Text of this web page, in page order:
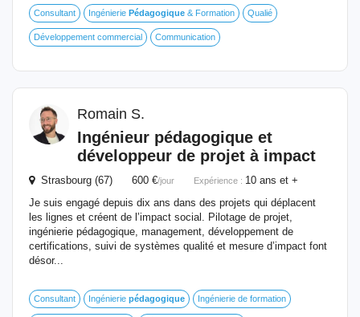
Consultant Ingénierie Pédagogique & Formation Qualié
Développement commercial Communication
Romain S.
Ingénieur pédagogique et
développeur de projet à impact
Strasbourg (67) 600 €/jour Expérience : 10 ans et +
Je suis engagé depuis dix ans dans des projets qui déplacent
les lignes et créent de l’impact social. Pilotage de projet,
ingénierie pédagogique, management, développement de
certifications, suivi de systèmes qualité et mesure d’impact font
désor...
Consultant Ingénierie pédagogique Ingénierie de formation